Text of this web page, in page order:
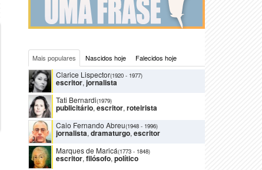
Mais populares Nascidos hoje Falecidos hoje
Clarice Lispector(1920 - 1977)
escritor, jornalista
Tati Bernardi(1979)
publicitário, escritor, roteirista
Caio Fernando Abreu(1948 - 1996)
jornalista, dramaturgo, escritor
Marques de Maricá(1773 - 1848)
escritor, filósofo, político